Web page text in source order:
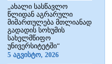
„ახალი სასწავლო
წლიდან აგრარული
მიმართულება მთლიანად
გადადის სოხუმის
სახელმწიფო
უნივერსიტეტში“
5 აგვისტო, 2026